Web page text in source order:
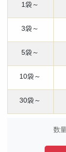
1袋～
3袋～
5袋～
10袋～
30袋～
数